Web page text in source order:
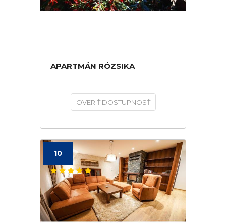
APARTMÁN RÓZSIKA
OVERIŤ DOSTUPNOSŤ
10